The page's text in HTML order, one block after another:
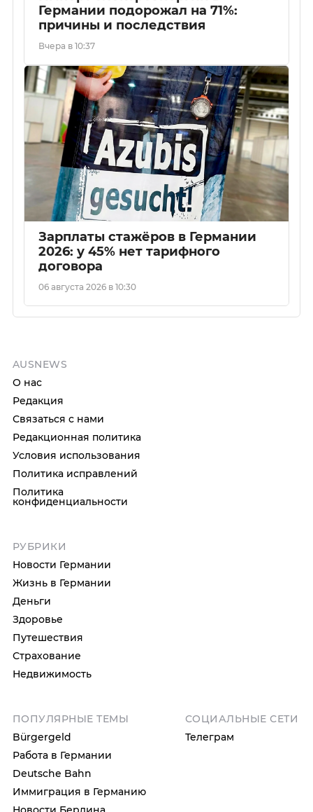
Германии подорожал на 71%:
причины и последствия
Вчера в 10:37
Зарплаты стажёров в Германии
2026: у 45% нет тарифного
договора
06 августа 2026 в 10:30
AUSNEWS
О нас
Редакция
Связаться с нами
Редакционная политика
Условия использования
Политика исправлений
Политика
конфиденциальности
РУБРИКИ
Новости Германии
Жизнь в Германии
Деньги
Здоровье
Путешествия
Страхование
Недвижимость
ПОПУЛЯРНЫЕ ТЕМЫ
Bürgergeld
Работа в Германии
Deutsche Bahn
Иммиграция в Германию
СОЦИАЛЬНЫЕ СЕТИ
Телеграм